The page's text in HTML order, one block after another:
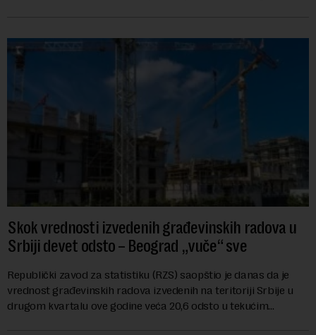
Skok vrednosti izvedenih građevinskih radova u
Srbiji devet odsto – Beograd „vuče“ sve
Republički zavod za statistiku (RZS) saopštio je danas da je
vrednost građevinskih radova izvedenih na teritoriji Srbije u
drugom kvartalu ove godine veća 20,6 odsto u tekućim